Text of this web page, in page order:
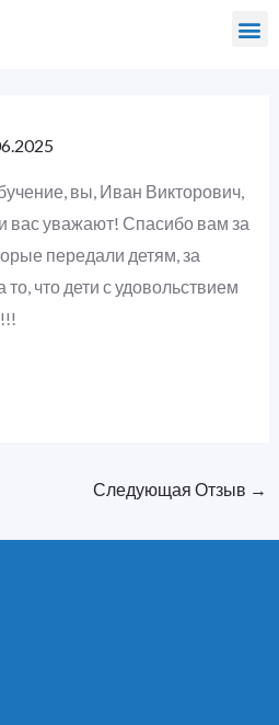
вы, Иван Викторович,
вас уважают! Спасибо вам за
передали детям, за
что дети с удовольствием
Следующая Отзыв →